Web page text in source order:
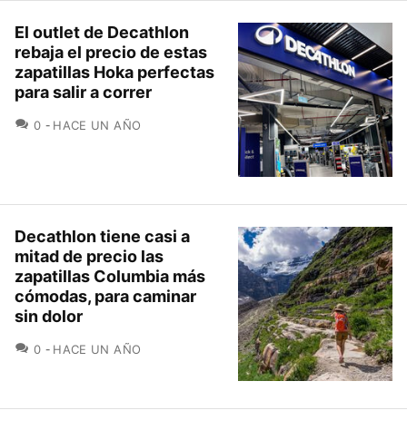
El outlet de Decathlon
rebaja el precio de estas
zapatillas Hoka perfectas
para salir a correr
0 COMENTARIOS
HACE UN AÑO
Decathlon tiene casi a
mitad de precio las
zapatillas Columbia más
cómodas, para caminar
sin dolor
0 COMENTARIOS
HACE UN AÑO